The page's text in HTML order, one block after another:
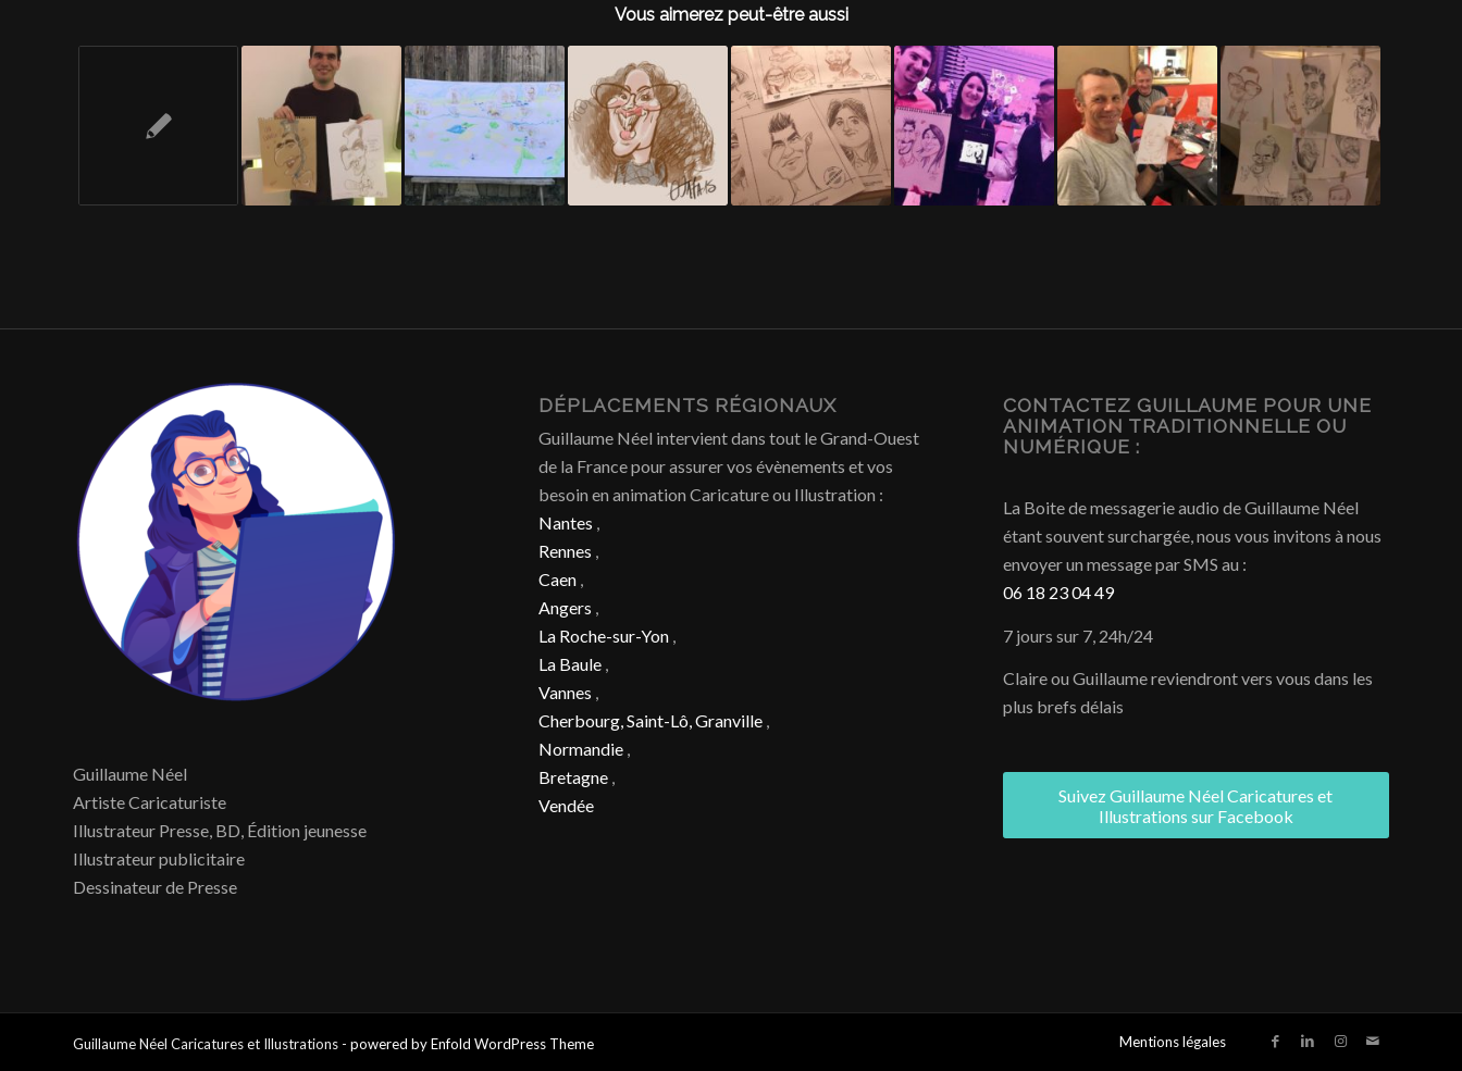
Vous aimerez peut-être aussi
Guillaume Néel
Artiste Caricaturiste
Illustrateur Presse, BD, Édition jeunesse
Illustrateur publicitaire
Dessinateur de Presse
DÉPLACEMENTS RÉGIONAUX
Guillaume Néel intervient dans tout le Grand-Ouest
de la France pour assurer vos évènements et vos
besoin en animation Caricature ou Illustration :
Nantes ,
Rennes ,
Caen,
Angers ,
La Roche-sur-Yon,
La Baule,
Vannes ,
Cherbourg, Saint-Lô, Granville,
Normandie,
Bretagne,
Vendée
CONTACTEZ GUILLAUME POUR UNE
ANIMATION TRADITIONNELLE OU
NUMÉRIQUE :
La Boite de messagerie audio de Guillaume Néel
étant souvent surchargée, nous vous invitons à nous
envoyer un message par SMS au :
06 18 23 04 49
7 jours sur 7, 24h/24
Claire ou Guillaume reviendront vers vous dans les
plus brefs délais
Suivez Guillaume Néel Caricatures et
Illustrations sur Facebook
Guillaume Néel Caricatures et Illustrations - powered by Enfold WordPress Theme Mentions légales